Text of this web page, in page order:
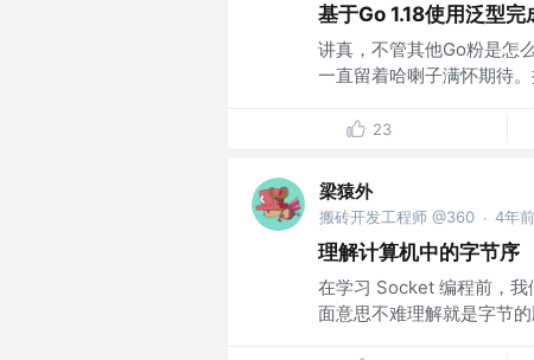
基于Go 1.18使用泛型
讲真，不管其他Go粉是怎
一直留着哈喇子满怀期待
23
梁猿外
搬砖开发工程师 @360 · 4年前
理解计算机中的字节序
在学习 Socket 编程前，
面意思不难理解就是字节